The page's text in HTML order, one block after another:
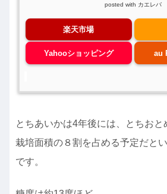
posted with カエレバ
楽天市場
Yahooショッピング au
とちあいかは4年後には、とちお
栽培面積の８割を占める予定だと
です。